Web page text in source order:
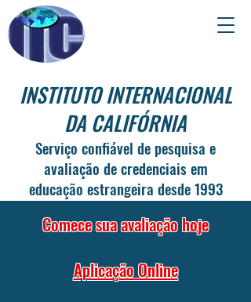
INSTITUTO INTERNACIONAL
DA CALIFÓRNIA
Serviço confiável de pesquisa e
avaliação de credenciais em
educação estrangeira desde 1993
Comece sua avaliação hoje
Aplicação Online